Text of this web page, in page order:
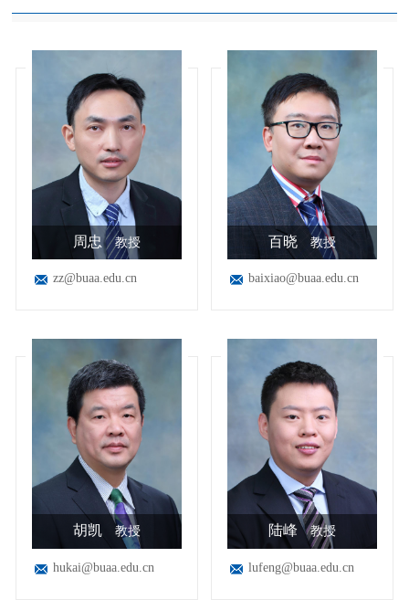
周忠 教授
zz@buaa.edu.cn
百晓 教授
baixiao@buaa.edu.cn
胡凯 教授
hukai@buaa.edu.cn
陆峰 教授
lufeng@buaa.edu.cn